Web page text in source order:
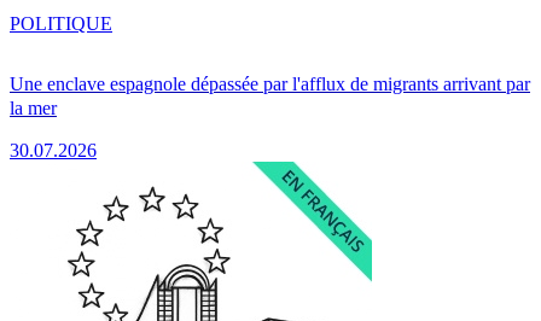
Une enclave espagnole dépassée par l'afflux de migrants arrivant par
la mer
30.07.2026
POLITIQUE